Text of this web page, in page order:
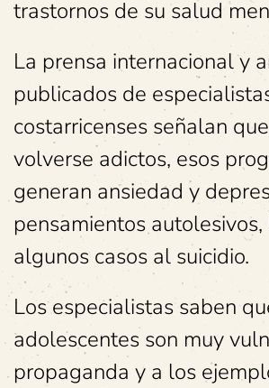
trastornos de su salud
La prensa internacional y
publicados de
costarricenses señalan
volverse adictos, esos
generan ansiedad y
pensamientos
algunos casos al suicidio.
Los especialistas saben
adolescentes son muy
propaganda y a los